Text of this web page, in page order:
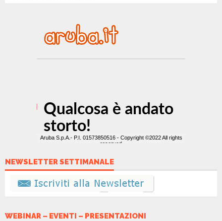
NEWSLETTER SETTIMANALE
WEBINAR – EVENTI – PRESENTAZIONI